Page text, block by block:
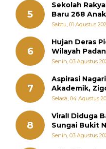
5
Sekolah
Baru 268
Memutus
Sabtu, 01 Agustus
6
Hujan Deras
Wilayah
Perintahkan
Senin, 03 Agustus
7
Aspirasi
Akademik,
Selasa, 04 Agustus
8
Viral! Diduga
Sungai Bukit
Warga
Senin, 03 Agustus